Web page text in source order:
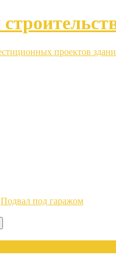
проектов
Подвал под гаражом